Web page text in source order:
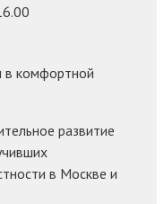
в комфортной
развитие
в Москве и